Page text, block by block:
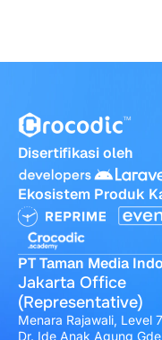
Disertifikasi oleh
Ekosistem Produk
PT Taman Media
Jakarta Office
(Representative)
Menara Rajawali, Level
Dr. Ide Anak Agung Gde